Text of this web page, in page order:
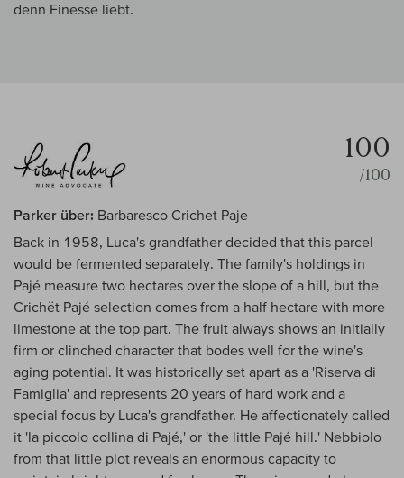
denn Finesse liebt.
100
/100
Parker über: Barbaresco Crichet Paje
Back in 1958, Luca's grandfather decided that this parcel
would be fermented separately. The family's holdings in
Pajé measure two hectares over the slope of a hill, but the
Crichët Pajé selection comes from a half hectare with more
limestone at the top part. The fruit always shows an initially
firm or clinched character that bodes well for the wine's
aging potential. It was historically set apart as a 'Riserva di
Famiglia' and represents 20 years of hard work and a
special focus by Luca's grandfather. He affectionately called
it 'la piccolo collina di Pajé,' or 'the little Pajé hill.' Nebbiolo
from that little plot reveals an enormous capacity to